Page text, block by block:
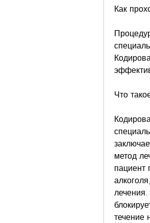
Как
Что
метод
пациент
течение